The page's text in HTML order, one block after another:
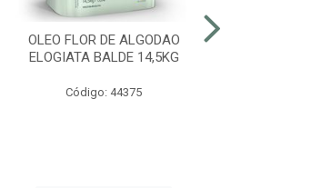
OLEO FLOR DE ALGODAO
ELOGIATA BALDE 14,5KG
Código: 44375